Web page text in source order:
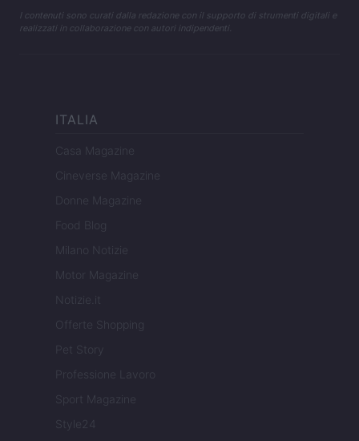
I contenuti sono curati dalla redazione con il supporto di strumenti digitali e
realizzati in collaborazione con autori indipendenti.
ITALIA
Casa Magazine
Cineverse Magazine
Donne Magazine
Food Blog
Milano Notizie
Motor Magazine
Notizie.it
Offerte Shopping
Pet Story
Professione Lavoro
Sport Magazine
Style24